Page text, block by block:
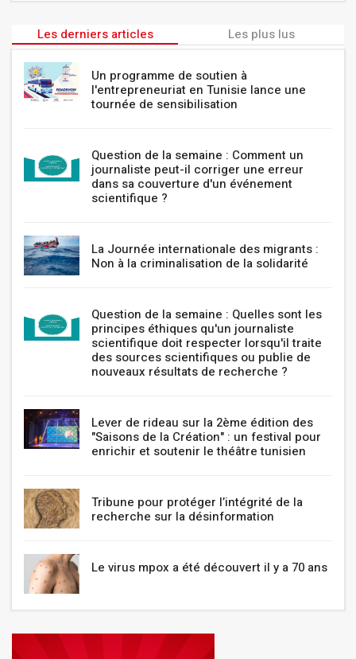
Les derniers articles Les plus lus
Un programme de soutien à
l'entrepreneuriat en Tunisie lance une
tournée de sensibilisation
Question de la semaine : Comment un
journaliste peut-il corriger une erreur
dans sa couverture d'un événement
scientifique ?
La Journée internationale des migrants :
Non à la criminalisation de la solidarité
Question de la semaine : Quelles sont les
principes éthiques qu'un journaliste
scientifique doit respecter lorsqu'il traite
des sources scientifiques ou publie de
nouveaux résultats de recherche ?
Lever de rideau sur la 2ème édition des
"Saisons de la Création" : un festival pour
enrichir et soutenir le théâtre tunisien
Tribune pour protéger l’intégrité de la
recherche sur la désinformation
Le virus mpox a été découvert il y a 70 ans